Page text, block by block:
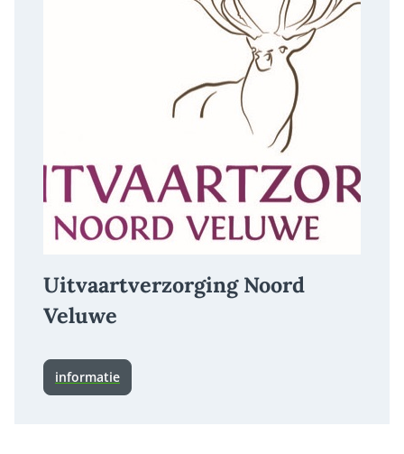
Uitvaartverzorging Noord
Veluwe
informatie